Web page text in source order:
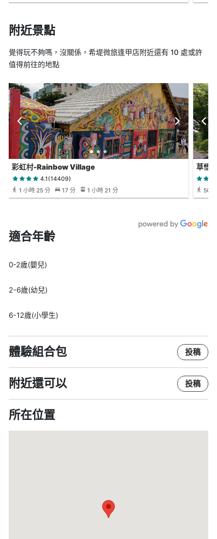
附近景點
覺得玩不夠嗎，沒關係，希堤微旅逢甲店附近還有 10 處或許
值得前往的地點
彩虹村-Rainbow Village
4.1(14409)
1 小時 25 分
17 分 1 小時 21 分
草悟
50
適合年齡
0-2歲(嬰兒)
2-6歲(幼兒)
6-12歲(小學生)
體驗組合包 投稿
附近還可以 投稿
所在位置